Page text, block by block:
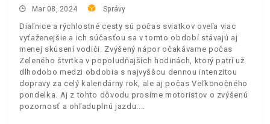
Mar 08, 2024 Správy
Diaľnice a rýchlostné cesty sú počas sviatkov oveľa viac
vyťaženejšie a ich súčasťou sa v tomto období stávajú aj
menej skúsení vodiči. Zvýšený nápor očakávame počas
Zeleného štvrtka v popoludňajších hodinách, ktorý patrí už
dlhodobo medzi obdobia s najvyššou dennou intenzitou
dopravy za celý kalendárny rok, ale aj počas Veľkonočného
pondelka. Aj z tohto dôvodu prosíme motoristov o zvýšenú
pozornosť a ohľaduplnú jazdu.